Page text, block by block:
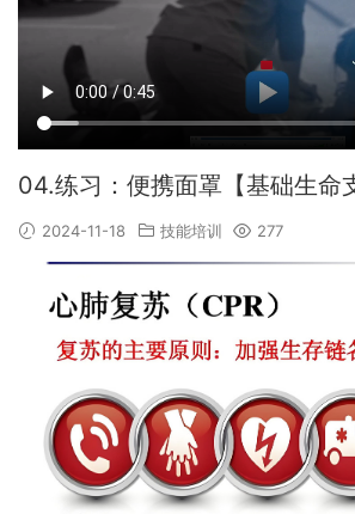
04.练习：便携面罩【基础生命
2024-11-18 技能培训 277